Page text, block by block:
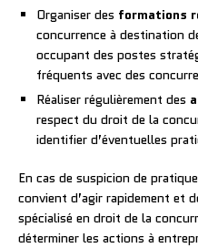
Organiser des formations
concurrence à destination
occupant des postes
fréquents avec des
Réaliser régulièrement des
respect du droit de la
identifier d’éventuelles
En cas de suspicion de
convient d’agir rapidement et
spécialisé en droit de la
déterminer les actions à